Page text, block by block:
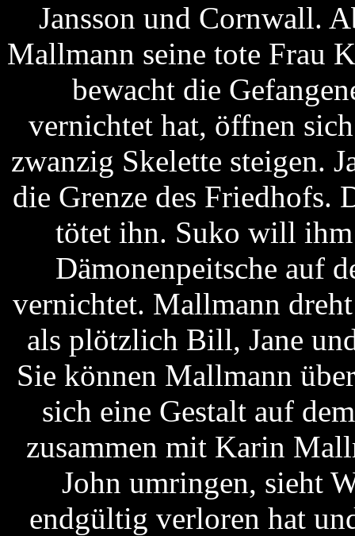
Jansson und Cornwall.
Mallmann seine tote Frau
bewacht die
vernichtet hat, öffnen
zwanzig Skelette steigen.
die Grenze des Friedhofs.
tötet ihn. Suko will
Dämonenpeitsche auf
vernichtet. Mallmann
als plötzlich Bill, Jane
Sie können Mallmann
sich eine Gestalt auf
zusammen mit Karin
John umringen, sieht
endgültig verloren hat